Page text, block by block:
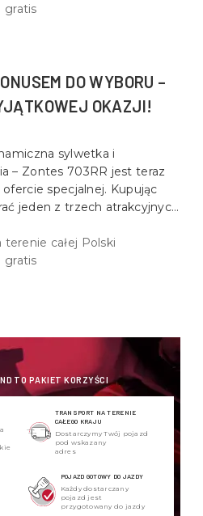
gratis
DO WYBORU –
OKAZJI!
sylwetka i
– Zontes 703RR jest teraz
specjalnej. Kupując
jeden z trzech atrakcyjnych
całej Polski
gratis
TO PAKIET KORZYŚCI
TRANSPORT NA TERENIE
CAŁEGO KRAJU
Dostarczymy Twój pojazd
pod wskazany
adres
POJAZD GOTOWY DO JAZDY
Każdy dostarczany
pojazd jest
przygotowany do jazdy